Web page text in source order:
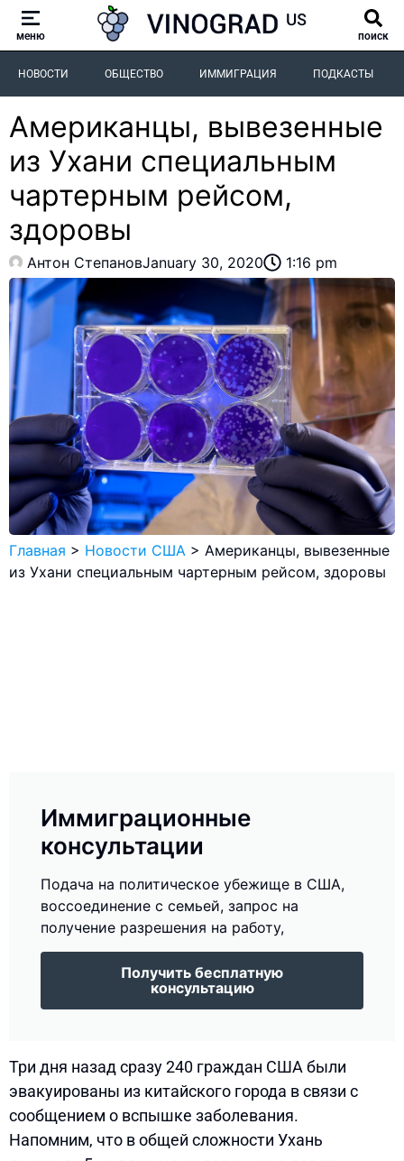
меню поиск
НОВОСТИ ОБЩЕСТВО ИММИГРАЦИЯ ПОДКАСТЫ
Американцы, вывезенные
из Ухани специальным
чартерным рейсом,
здоровы
Антон СтепановJanuary 30, 2020 1:16 pm
Главная > Новости США > Американцы, вывезенные
из Ухани специальным чартерным рейсом, здоровы
Иммиграционные
консультации
Подача на политическое убежище в США,
воссоединение с семьей, запрос на
получение разрешения на работу,
Получить бесплатную
консультацию
Три дня назад сразу 240 граждан США были
эвакуированы из китайского города в связи с
сообщением о вспышке заболевания.
Напомним, что в общей сложности Ухань